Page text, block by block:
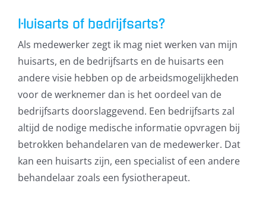
Huisarts of bedrijfsarts?
Als medewerker zegt ik mag niet werken van mijn
huisarts, en de bedrijfsarts en de huisarts een
andere visie hebben op de arbeidsmogelijkheden
voor de werknemer dan is het oordeel van de
bedrijfsarts doorslaggevend. Een bedrijfsarts zal
altijd de nodige medische informatie opvragen bij
betrokken behandelaren van de medewerker. Dat
kan een huisarts zijn, een specialist of een andere
behandelaar zoals een fysiotherapeut.